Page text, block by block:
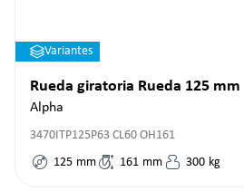
Variantes
Rueda giratoria Rueda 125 mm
Alpha
3470ITP125P63 CL60 OH161
125 mm 161 mm 300 kg